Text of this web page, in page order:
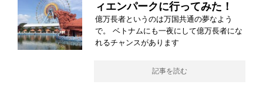
ィエンパークに行ってみた！
億万長者というのは万国共通の夢なよう
で。 ベトナムにも一夜にして億万長者にな
れるチャンスがあります
記事を読む